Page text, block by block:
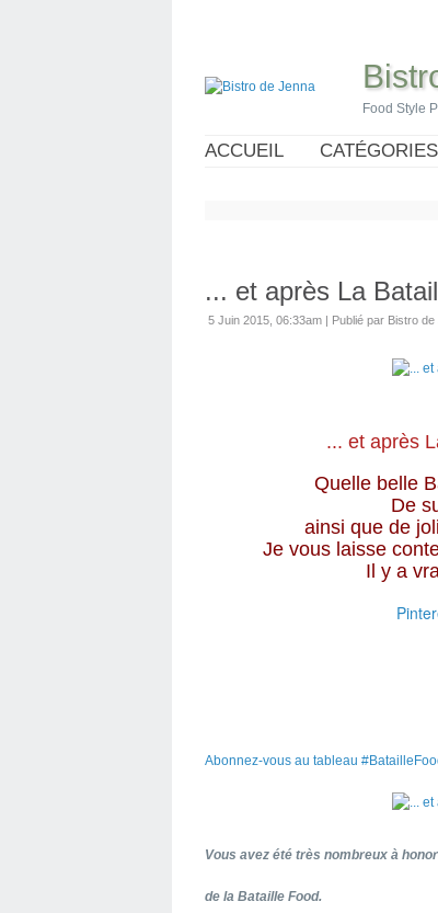
Food Style
ACCUEIL CATÉGORIES
... et après La
5 Juin 2015, 06:33am | Publié par Bistro de
... et après
Quelle belle
De
ainsi que de
Je vous laisse
Il y a
Abonnez-vous au tableau
Vous avez été très nombreux à
de la Bataille Food.